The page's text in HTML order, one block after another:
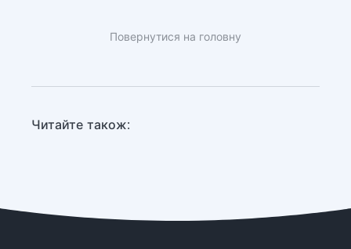
Повернутися на головну
Читайте також: